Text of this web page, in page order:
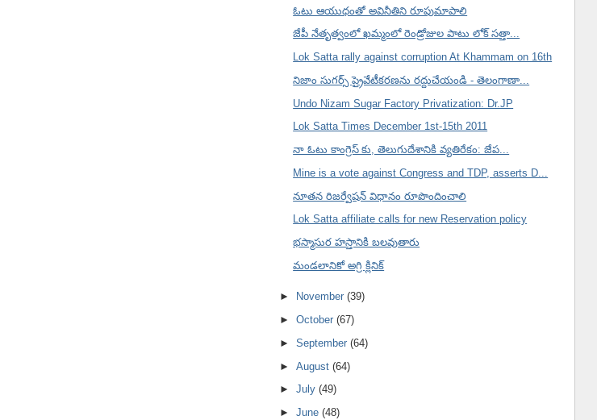
ఓటు ఆయుధంతో అవినీతిని రూపుమాపాలి
జేపీ నేతృత్వంలో ఖమ్మంలో రెండ్రోజుల పాటు లోక్ సత్తా...
Lok Satta rally against corruption At Khammam on 16th
నిజాం సుగర్స్ ప్రైవేటీకరణను రద్దుచేయండి - తెలంగాణా...
Undo Nizam Sugar Factory Privatization: Dr.JP
Lok Satta Times December 1st-15th 2011
నా ఓటు కాంగ్రెస్ కు, తెలుగుదేశానికి వ్యతిరేకం: జేప...
Mine is a vote against Congress and TDP, asserts D...
నూతన రిజర్వేషన్ విధానం రూపొందించాలి
Lok Satta affiliate calls for new Reservation policy
భస్మాసుర హస్తానికి బలవుతారు
మండలానికో అగ్రి క్లినిక్
► November(39)
►October(67)
►September(64)
►August(64)
►July(49)
►June(48)